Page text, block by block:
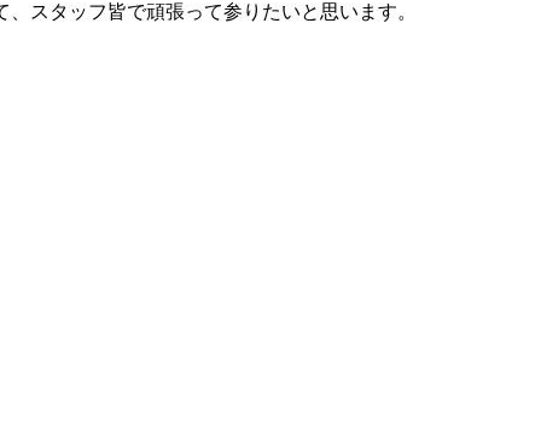
スタッフ皆で頑張って参りたいと思います。